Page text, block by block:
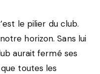
le pilier du club.
horizon. Sans lui
aurait fermé ses
toutes les